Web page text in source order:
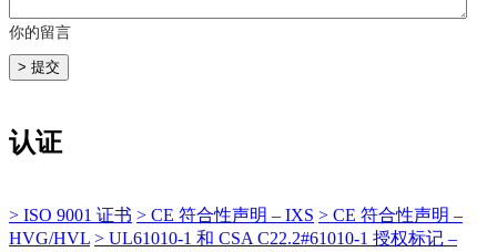
你的留言
认证
> ISO 9001 证书 > CE 符合性声明 – IXS > CE 符合性声明 –
HVG/HVL > UL61010-1 和 CSA C22.2#61010-1 授权标记 –